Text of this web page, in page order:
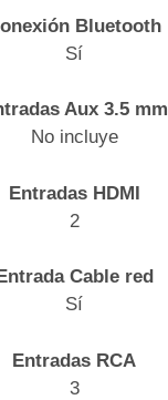
Bluetooth
Sí
Aux 3.5 mm
No incluye
Entradas HDMI
2
Entrada Cable red
Sí
Entradas RCA
3